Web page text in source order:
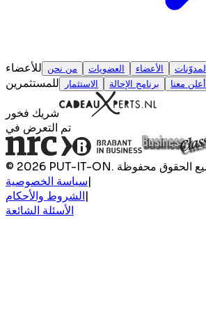
للأعضاء من نحن العضويات الأعضاء المدوّنات
للمستثمرين الاستثمار برنامج الإحالة أعلن معنا
شريك فخور
تم التعرض في
سياسة الخصوصية|
الشروط والأحكام|
الأسئلة الشائعة